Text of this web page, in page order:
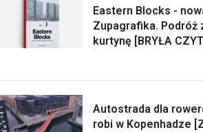
Eastern Blocks -
Zupagrafika. Podróż
kurtynę [BRYŁA
Autostrada dla
robi w Kopenhadze